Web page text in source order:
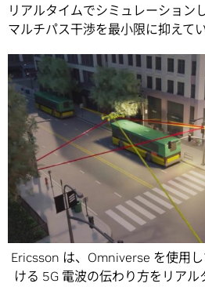
リアルタイムでシミュレーション
マルチパス干渉を最小限に抑えてい
Ericsson は、Omniverse を使用
ける 5G 電波の伝わり方をリアル